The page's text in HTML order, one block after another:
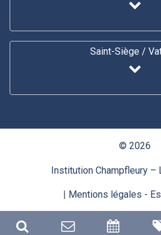
Saint-Siège /
© 2026
Institution Champfleury –
| Mentions légales -